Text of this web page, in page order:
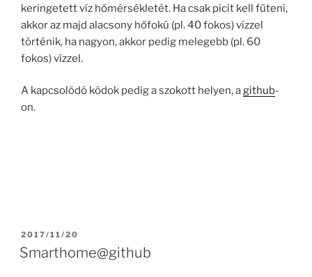
keringetett víz hőmérsékletét. Ha csak picit kell fűteni,
akkor az majd alacsony hőfokú (pl. 40 fokos) vízzel
történik, ha nagyon, akkor pedig melegebb (pl. 60
fokos) vízzel.
A kapcsolódó kódok pedig a szokott helyen, agithub-
on.
POSTED
ON
2017/11/20
Smarthome@github